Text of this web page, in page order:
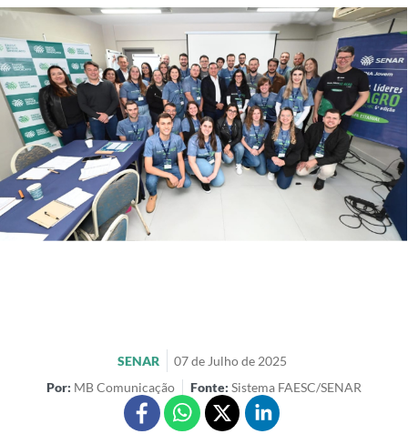
SENAR
07 de Julho de 2025
Por: MB Comunicação Fonte: Sistema FAESC/SENAR